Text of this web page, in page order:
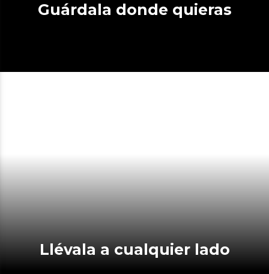
Guárdala donde quieras
Llévala a cualquier lado